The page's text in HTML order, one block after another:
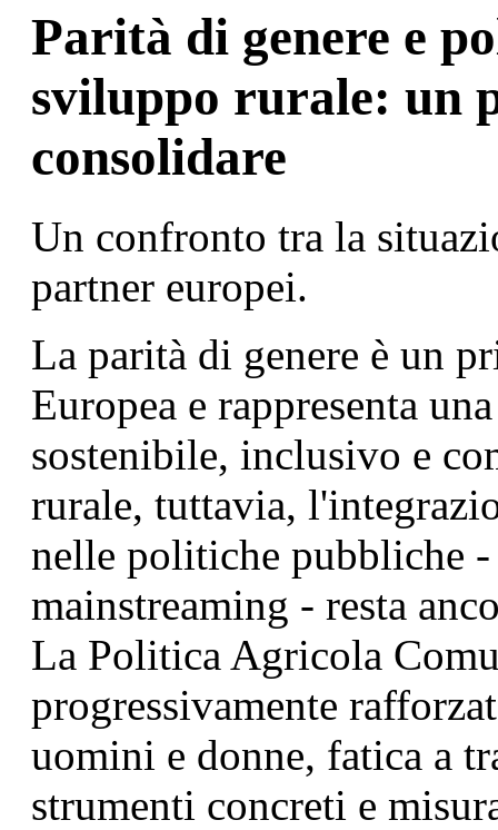
Parità di genere e
sviluppo rurale: un
consolidare
Un confronto tra la
partner europei.
La parità di genere è un
Europea e rappresenta
sostenibile, inclusivo e
rurale, tuttavia,
nelle politiche pubbliche
mainstreaming - resta
La Politica Agricola
progressivamente
uomini e donne, fatica a
strumenti concreti e